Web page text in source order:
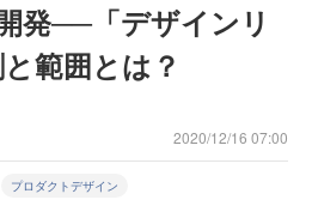
発──「デザインリ
範囲とは？
2020/12/16 07:00
プロダクトデザイン